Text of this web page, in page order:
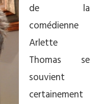
de la
comédienne
Arlette
Thomas se
souvient
certainement